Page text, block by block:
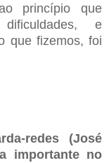
princípio que
e
que fizemos, foi
redes (José
importante no